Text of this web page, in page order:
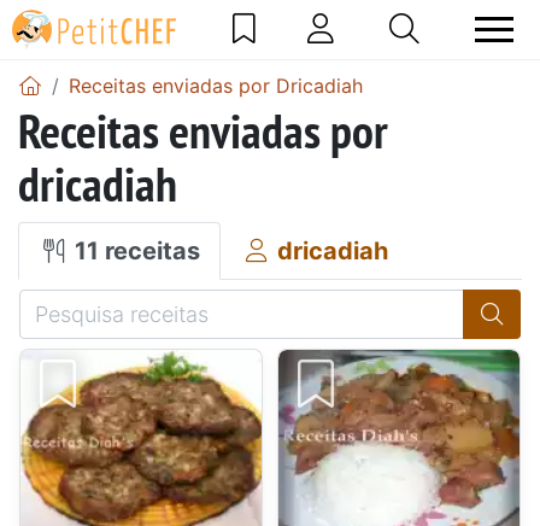
Receitas enviadas por Dricadiah
Receitas enviadas por
dricadiah
11 receitas dricadiah